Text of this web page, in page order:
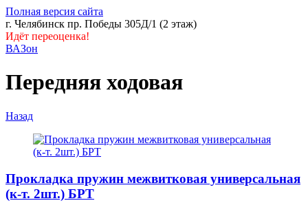
Полная версия сайта
г. Челябинск пр. Победы 305Д/1 (2 этаж)
Идёт переоценка!
ВАЗон
Передняя ходовая
Назад
Прокладка пружин межвитковая универсальная
(к-т. 2шт.) БРТ